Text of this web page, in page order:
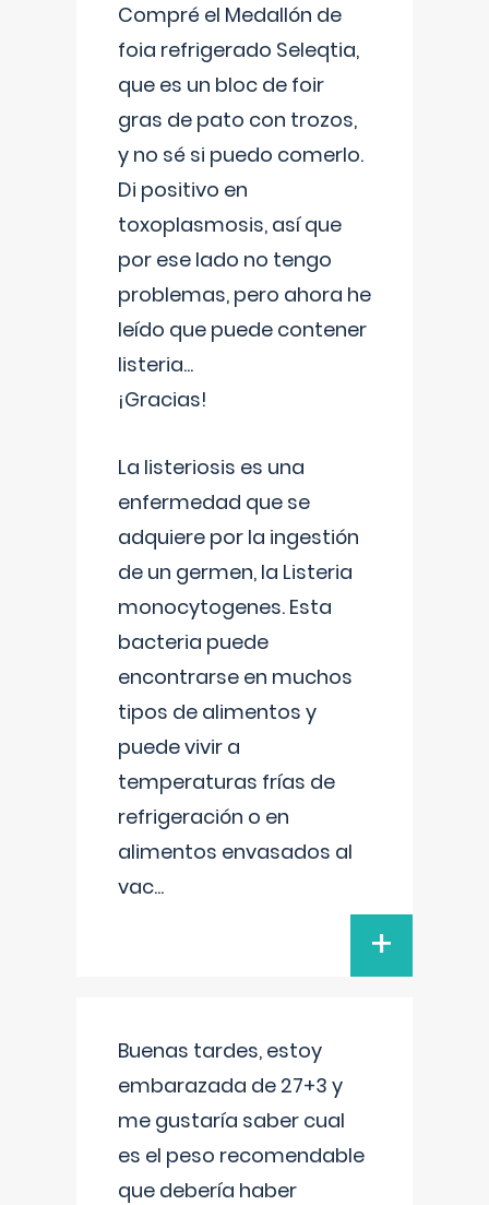
Compré el Medallón de
foia refrigerado Seleqtia,
que es un bloc de foir
gras de pato con trozos,
y no sé si puedo comerlo.
Di positivo en
toxoplasmosis, así que
por ese lado no tengo
problemas, pero ahora he
leído que puede contener
listeria...
¡Gracias!
La listeriosis es una
enfermedad que se
adquiere por la ingestión
de un germen, la Listeria
monocytogenes. Esta
bacteria puede
encontrarse en muchos
tipos de alimentos y
puede vivir a
temperaturas frías de
refrigeración o en
alimentos envasados al
vac...
+
Buenas tardes, estoy
embarazada de 27+3 y
me gustaría saber cual
es el peso recomendable
que debería haber